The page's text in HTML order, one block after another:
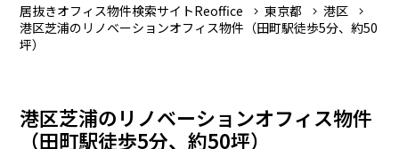
居抜きオフィス物件検索サイトReoffice 東京都
港区
港区芝浦のリノベーションオフィス物件（田町駅徒歩5分、約50
坪）
港区芝浦のリノベーションオフィス物件
（田町駅徒歩5分、約50坪）